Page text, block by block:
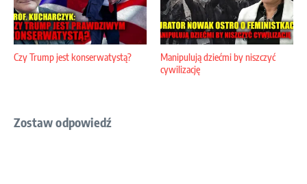
Czy Trump jest konserwatystą?
Manipulują dziećmi by niszczyć
cywilizację
Zostaw odpowiedź